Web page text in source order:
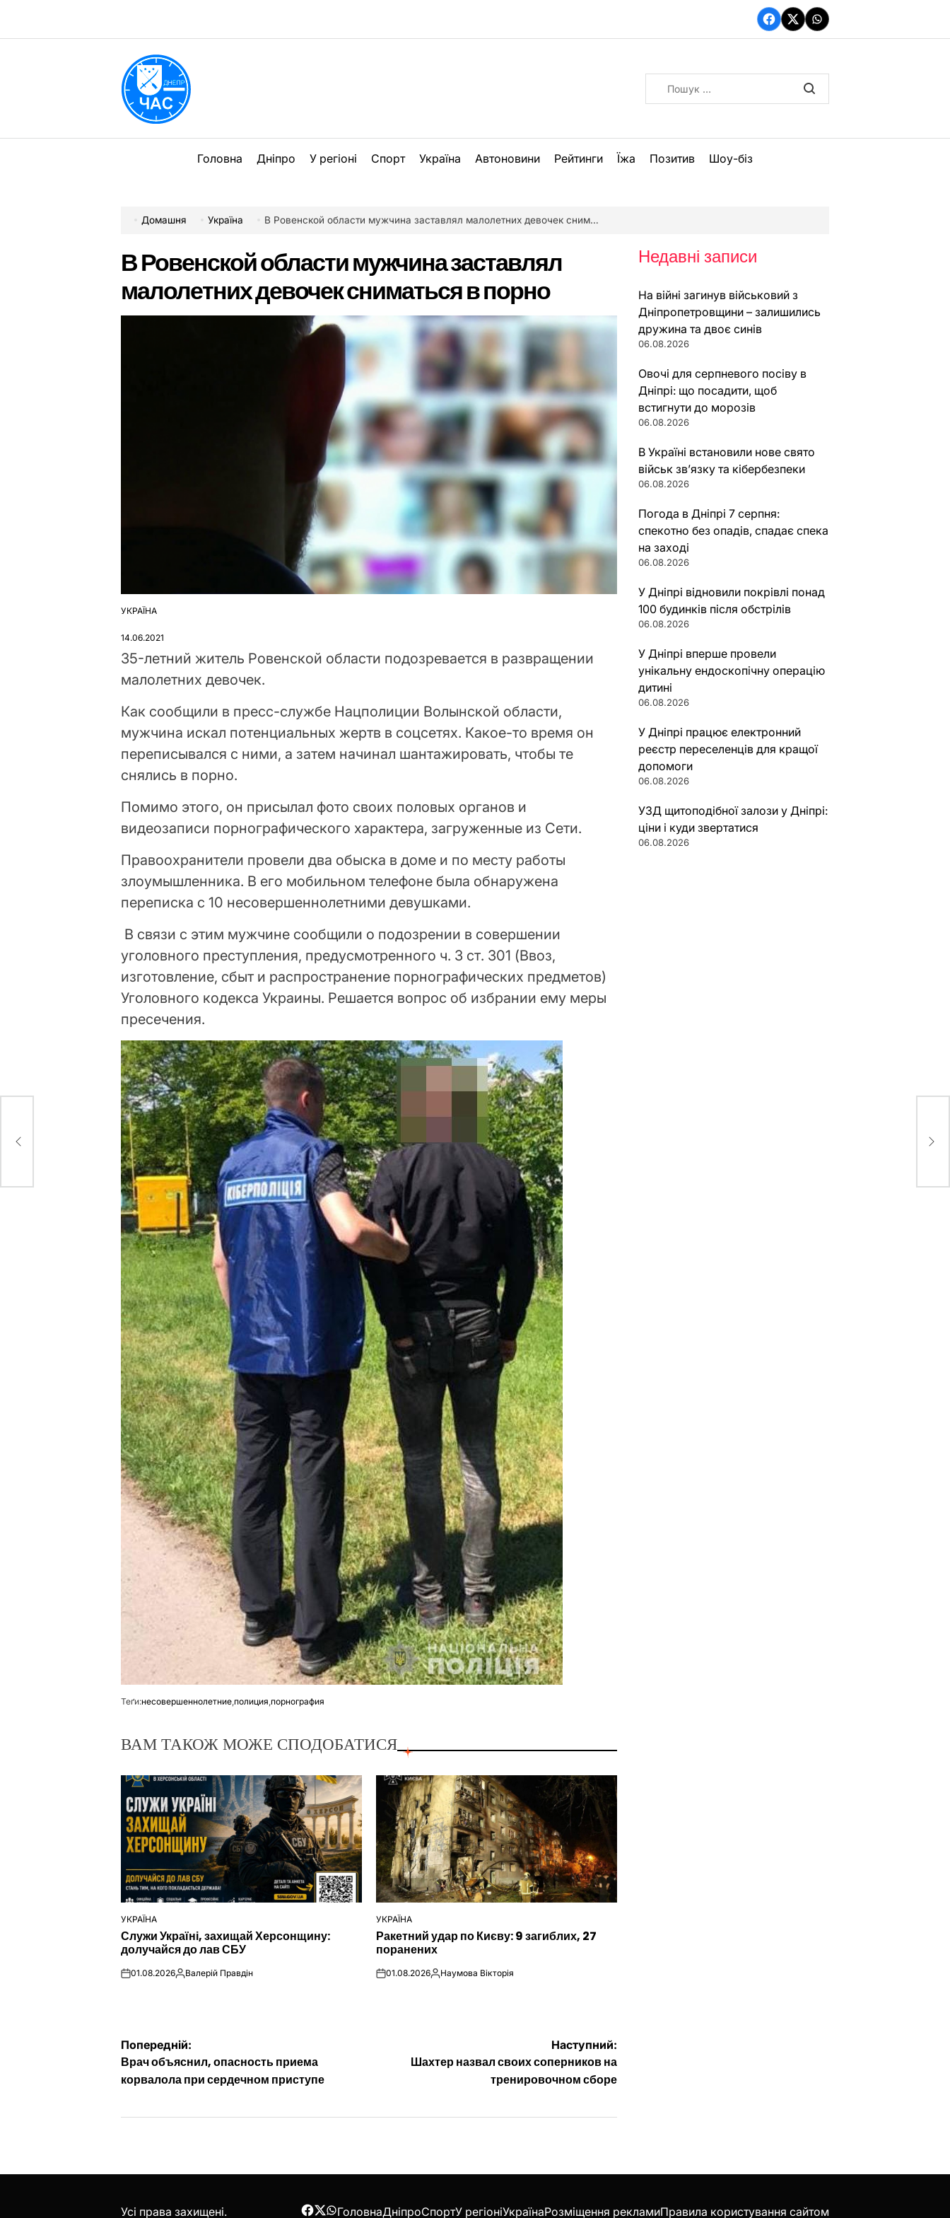
вмісту
Facebook
TwitterWhatsApp
Головна Дніпро У регіоні Спорт Україна Автоновини Рейтинги Їжа Позитив Шоу-біз
Домашня Україна В Ровенской области мужчина заставлял малолетних девочек сниматься в порно
В Ровенской области мужчина заставлял
малолетних девочек сниматься в порно
ОПУБЛІКУВАТИ
УКРАЇНА
14.06.2021
35-летний житель Ровенской области подозревается в развращении
малолетних девочек.
Как сообщили в пресс-службе Нацполиции Волынской области,
мужчина искал потенциальных жертв в соцсетях. Какое-то время он
переписывался с ними, а затем начинал шантажировать, чтобы те
снялись в порно.
Помимо этого, он присылал фото своих половых органов и
видеозаписи порнографического характера, загруженные из Сети.
Правоохранители провели два обыска в доме и по месту работы
злоумышленника. В его мобильном телефоне была обнаружена
переписка с 10 несовершеннолетними девушками.
В связи с этим мужчине сообщили о подозрении в совершении
уголовного преступления, предусмотренного ч. 3 ст. 301 (Ввоз,
изготовление, сбыт и распространение порнографических предметов)
Уголовного кодекса Украины. Решается вопрос об избрании ему меры
пресечения.
Теґи:несовершеннолетние,полиция,порнография
ВАМ ТАКОЖ МОЖЕ СПОДОБАТИСЯ
ОПУБЛІКУВАТИ
У
УКРАЇНА
Служи Україні, захищай Херсонщину:
долучайся до лав СБУ
on01.08.2026Опубліковано
Валерій Правдін
ОПУБЛІКУВАТИ
У
УКРАЇНА
Ракетний удар по Києву: 9 загиблих, 27
поранених
on01.08.2026Опубліковано
Наумова Вікторія
на
Навігація
записів
Попередній:
Врач объяснил, опасность приема
корвалола при сердечном приступе
Наступний:
Шахтер назвал своих соперников на
тренировочном сборе
Недавні записи
На війні загинув військовий з
Дніпропетровщини – залишились
дружина та двоє синів
06.08.2026
Овочі для серпневого посіву в
Дніпрі: що посадити, щоб
встигнути до морозів
06.08.2026
В Україні встановили нове свято
військ зв’язку та кібербезпеки
06.08.2026
Погода в Дніпрі 7 серпня:
спекотно без опадів, спадає спека
на заході
06.08.2026
У Дніпрі відновили покрівлі понад
100 будинків після обстрілів
06.08.2026
У Дніпрі вперше провели
унікальну ендоскопічну операцію
дитині
06.08.2026
У Дніпрі працює електронний
реєстр переселенців для кращої
допомоги
06.08.2026
УЗД щитоподібної залози у Дніпрі:
ціни і куди звертатися
06.08.2026
Усі права захищені. ГоловнаДніпроСпортУ регіоніУкраїнаРозміщення рекламиПравила користування сайтом